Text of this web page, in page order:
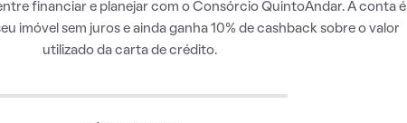
financiar e planejar com o Consórcio QuintoAndar. A conta é
imóvel sem juros e ainda ganha 10% de cashback sobre o valor
utilizado da carta de crédito.